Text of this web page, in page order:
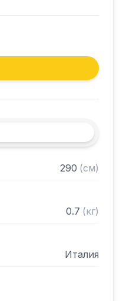
290 (см)
0.7 (кг)
Италия